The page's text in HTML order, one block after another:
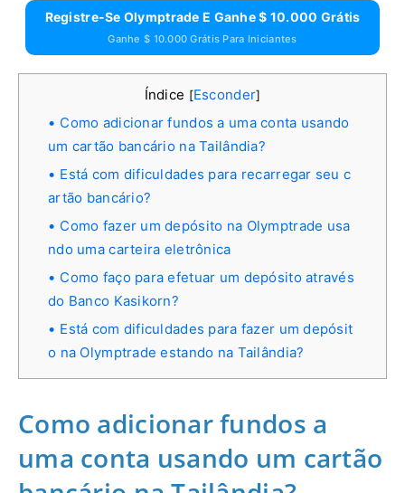
Registre-Se Olymptrade E Ganhe $ 10.000 Grátis
Ganhe $ 10.000 Grátis Para Iniciantes
Índice [Esconder]
Como adicionar fundos a uma conta usando
um cartão bancário na Tailândia?
Está com dificuldades para recarregar seu c
artão bancário?
Como fazer um depósito na Olymptrade usa
ndo uma carteira eletrônica
Como faço para efetuar um depósito através
do Banco Kasikorn?
Está com dificuldades para fazer um depósit
o na Olymptrade estando na Tailândia?
Como adicionar fundos a
uma conta usando um cartão